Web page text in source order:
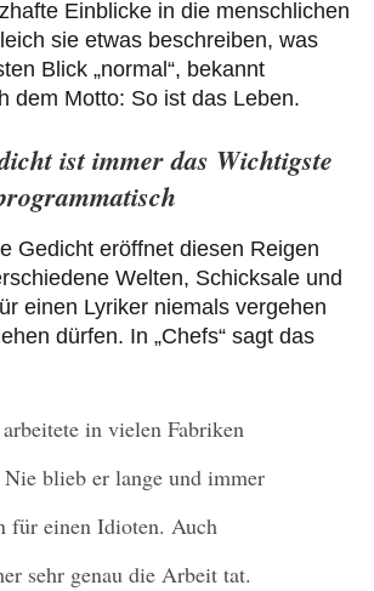
Einblicke in die menschlichen
sie etwas beschreiben, was
Blick „normal“, bekannt
dem Motto: So ist das Leben.
ist immer das Wichtigste
Gedicht eröffnet diesen Reigen
Welten, Schicksale und
einen Lyriker niemals vergehen
dürfen. In „Chefs“ sagt das
in vielen Fabriken
Nie blieb er lange und immer
für einen Idioten. Auch
sehr genau die Arbeit tat.